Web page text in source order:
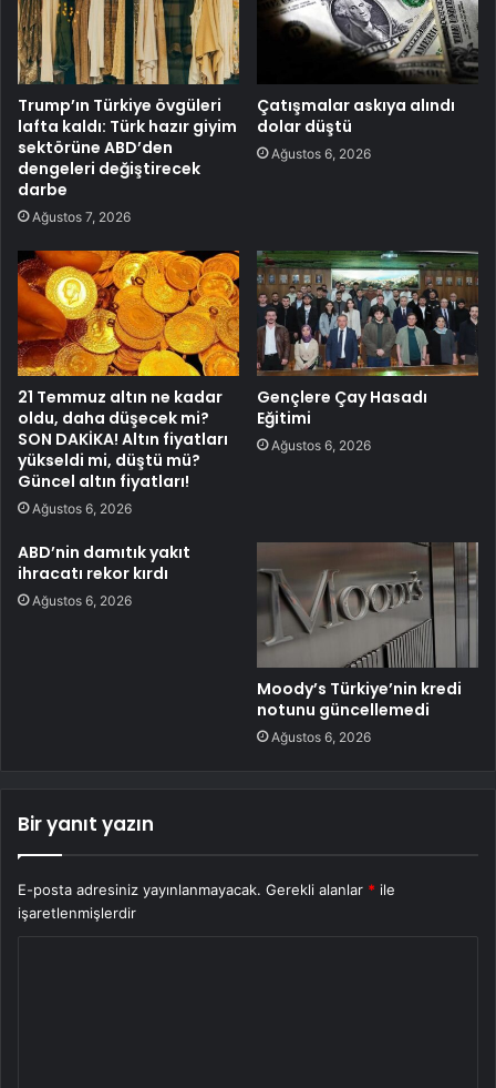
Trump’ın Türkiye övgüleri
lafta kaldı: Türk hazır giyim
sektörüne ABD’den
dengeleri değiştirecek
darbe
Ağustos 7, 2026
Çatışmalar askıya alındı
dolar düştü
Ağustos 6, 2026
21 Temmuz altın ne kadar
oldu, daha düşecek mi?
SON DAKİKA! Altın fiyatları
yükseldi mi, düştü mü?
Güncel altın fiyatları!
Ağustos 6, 2026
Gençlere Çay Hasadı
Eğitimi
Ağustos 6, 2026
ABD’nin damıtık yakıt
ihracatı rekor kırdı
Ağustos 6, 2026
Moody’s Türkiye’nin kredi
notunu güncellemedi
Ağustos 6, 2026
Bir yanıt yazın
E-posta adresiniz yayınlanmayacak. Gerekli alanlar * ile
işaretlenmişlerdir